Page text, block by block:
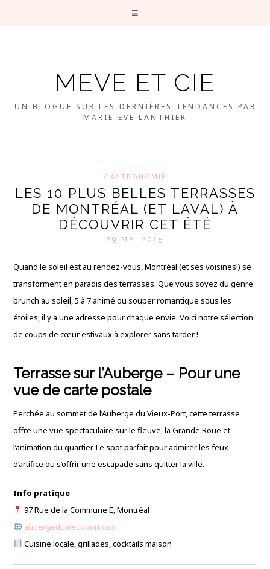
MEVE ET CIE
UN BLOGUE SUR LES DERNIÈRES TENDANCES PAR
MARIE-EVE LANTHIER
GASTRONOMIE
LES 10 PLUS BELLES TERRASSES
DE MONTRÉAL (ET LAVAL) À
DÉCOUVRIR CET ÉTÉ
29 MAI 2025
Quand le soleil est au rendez-vous, Montréal (et ses voisines!) se
transforment en paradis des terrasses. Que vous soyez du genre
brunch au soleil, 5 à 7 animé ou souper romantique sous les
étoiles, il y a une adresse pour chaque envie. Voici notre sélection
de coups de cœur estivaux à explorer sans tarder !
Terrasse sur l’Auberge – Pour une
vue de carte postale
Perchée au sommet de l’Auberge du Vieux-Port, cette terrasse
offre une vue spectaculaire sur le fleuve, la Grande Roue et
l’animation du quartier. Le spot parfait pour admirer les feux
d’artifice ou s’offrir une escapade sans quitter la ville.
Info pratique
97 Rue de la Commune E, Montréal
aubergeduvieuxport.com
Cuisine locale, grillades, cocktails maison